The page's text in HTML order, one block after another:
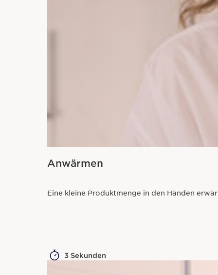
Anwärmen
Eine kleine Produktmenge in den Händen
3 Sekunden